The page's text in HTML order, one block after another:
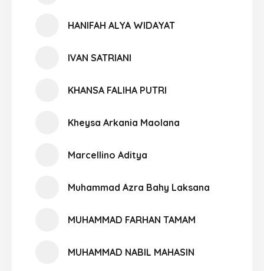
HANIFAH ALYA WIDAYAT
IVAN SATRIANI
KHANSA FALIHA PUTRI
Kheysa Arkania Maolana
Marcellino Aditya
Muhammad Azra Bahy Laksana
MUHAMMAD FARHAN TAMAM
MUHAMMAD NABIL MAHASIN